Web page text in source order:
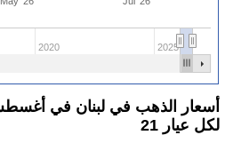
2020 2025
لكل عيار 21